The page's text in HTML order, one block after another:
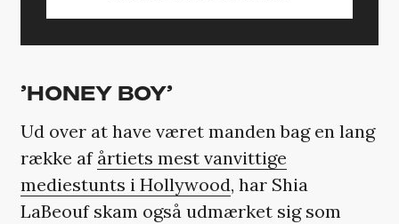
’HONEY BOY’
Ud over at have været manden bag en lang
række af årtiets mest vanvittige
mediestunts i Hollywood, har Shia
LaBeouf skam også udmærket sig som